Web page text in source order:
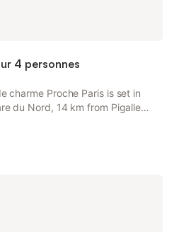
4 personnes
charme Proche Paris is set in
du Nord, 14 km from Pigalle
from Palais des Congrès de